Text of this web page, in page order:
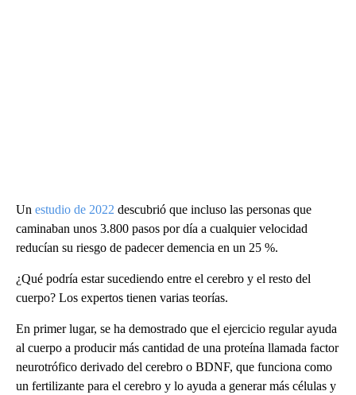
Un estudio de 2022 descubrió que incluso las personas que
caminaban unos 3.800 pasos por día a cualquier velocidad
reducían su riesgo de padecer demencia en un 25 %.
¿Qué podría estar sucediendo entre el cerebro y el resto del
cuerpo? Los expertos tienen varias teorías.
En primer lugar, se ha demostrado que el ejercicio regular ayuda
al cuerpo a producir más cantidad de una proteína llamada factor
neurotrófico derivado del cerebro o BDNF, que funciona como
un fertilizante para el cerebro y lo ayuda a generar más células y